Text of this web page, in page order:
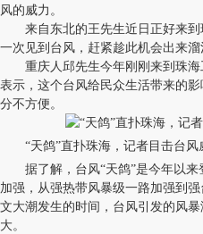
风的威力。
来自东北的王先生近日正好来到
一次见到台风，赶紧趁此机会出来溜
重庆人邱先生今年刚刚来到珠海
表示，这个台风给民众生活带来的
分不方便。
“天鸽”直扑珠海，记者目击台
据了解，台风“天鸽”是今年以来
加强，从强热带风暴级一路加强到
文大潮发生的时间，台风引发的风
大。